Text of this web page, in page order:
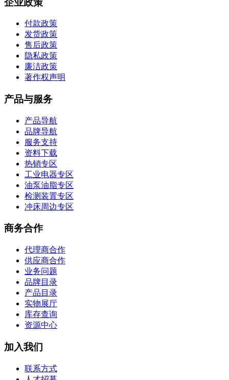
SAMWON ACT 三元 S1A系列无接点继
电器终端S1A-5V-2Z,S1A-12V-2Z,S1A-
24V-2Z,1点型DC输入 AC负载SSR板
企业政策
付款政策
发货政策
售后政策
隐私政策
廉洁政策
著作权声明
产品与服务
产品导航
品牌导航
服务支持
资料下载
热销专区
工业电器专区
油泵油脂专区
检测装置专区
冲床周边专区
商务合作
代理商合作
供应商合作
业务问题
品牌目录